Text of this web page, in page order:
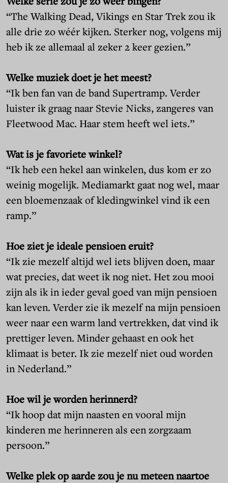
“The Walking Dead, Vikings en Star Trek zou ik
alle drie zo wéér kijken. Sterker nog, volgens mij
heb ik ze allemaal al zeker 2 keer gezien.”
Welke muziek doet je het meest?
“Ik ben fan van de band Supertramp. Verder
luister ik graag naar Stevie Nicks, zangeres van
Fleetwood Mac. Haar stem heeft wel iets.”
Wat is je favoriete winkel?
“Ik heb een hekel aan winkelen, dus kom er zo
weinig mogelijk. Mediamarkt gaat nog wel, maar
een bloemenzaak of kledingwinkel vind ik een
ramp.”
Hoe ziet je ideale pensioen eruit?
“Ik zie mezelf altijd wel iets blijven doen, maar
wat precies, dat weet ik nog niet. Het zou mooi
zijn als ik in ieder geval goed van mijn pensioen
kan leven. Verder zie ik mezelf na mijn pensioen
weer naar een warm land vertrekken, dat vind ik
prettiger leven. Minder gehaast en ook het
klimaat is beter. Ik zie mezelf niet oud worden
in Nederland.”
Hoe wil je worden herinnerd?
“Ik hoop dat mijn naasten en vooral mijn
kinderen me herinneren als een zorgzaam
persoon.”
Welke plek op aarde zou je nu meteen naartoe